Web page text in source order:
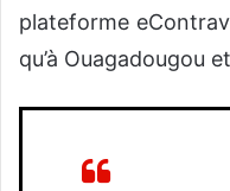
plateforme
qu’à Ouagadougou